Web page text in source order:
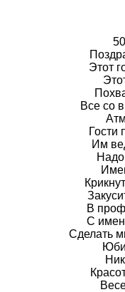
Этот
Все со
Гости
Им
Надо
В
С
Сделать